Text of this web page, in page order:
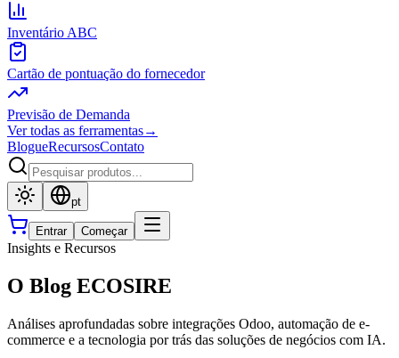
Inventário ABC
Cartão de pontuação do fornecedor
Previsão de Demanda
Ver todas as ferramentas→
BlogueRecursosContato
pt
Entrar Começar
Insights e Recursos
O Blog ECOSIRE
Análises aprofundadas sobre integrações Odoo, automação de e-
commerce e a tecnologia por trás das soluções de negócios com IA.